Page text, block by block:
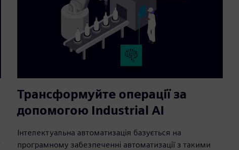
Трансформуйте операції за
допомогою Industrial AI
Інтелектуальна автоматизація базується на
програмному забезпеченні автоматизації з такими